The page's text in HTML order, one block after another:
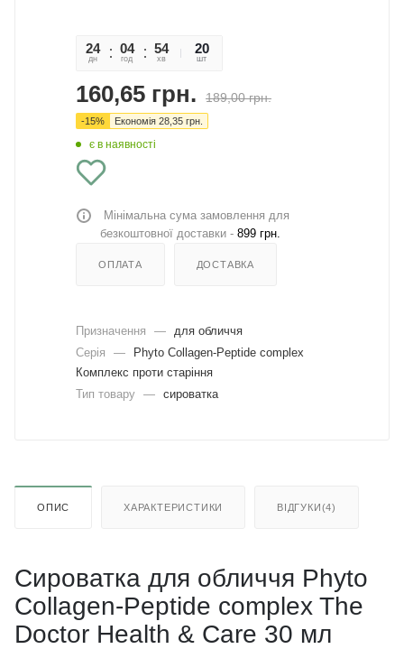
24
дн
04
год
54
хв
52
сек
20
шт
160,65 грн. 189,00грн.
-15% Економія 28,35 грн.
є в наявності
Мінімальна сума замовлення для
безкоштовної доставки - 899 грн.
ОПЛАТА ДОСТАВКА
Призначення —
для обличчя
Серія
—
Phyto Collagen-Peptide complex
Комплекс проти старіння
Тип товару — сироватка
ОПИС ХАРАКТЕРИСТИКИ ВІДГУКИ(4)
Сироватка для обличчя Phyto
Collagen-Peptide complex The
Doctor Health & Care 30 мл